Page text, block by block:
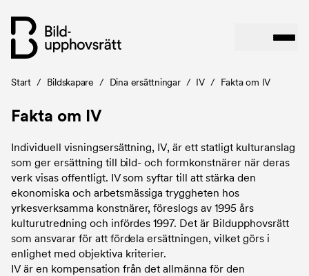
Hoppa
huvudinnehåll
Länkstig
Start / Bildskapare / Dina ersättningar / IV / Fakta om IV
Fakta om IV
Individuell visningsersättning, IV, är ett statligt kulturanslag
som ger ersättning till bild- och formkonstnärer när deras
verk visas offentligt. IV som syftar till att stärka den
ekonomiska och arbetsmässiga tryggheten hos
yrkesverksamma konstnärer, föreslogs av 1995 års
kulturutredning och infördes 1997. Det är Bildupphovsrätt
som ansvarar för att fördela ersättningen, vilket görs i
enlighet med objektiva kriterier.
IV är en kompensation från det allmänna för den